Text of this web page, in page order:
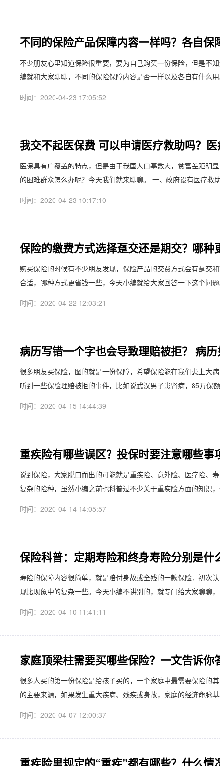
不同的保险产品保障内容一样吗？各自保
不少朋友心里知道保险很重要，要为自己购买一份保险，但是不
编就和大家聊聊，不同的保险保障内容是否一样以及各自有什么
时间：2020-04-23 17:05:52
我交不起医保费 可以申请医疗救助吗？
医保具有广覆盖的特点，但是由于我国人口基数大，贫富差距明
的困难群众怎么办呢？今天我们就来聊聊。 一、政府设有医疗救
时间：2020-04-23 10:17:10
保险的缴费方式选择趸交还是期交？哪种
购买保险的时候有不少朋友发现，保险产品的交费方式会有趸交
合适，哪种方式更省钱一些，今天小编就给大家回答一下这个问
时间：2020-04-22 12:03:21
病历写错一个字也会导致理赔被拒？ 病
很多朋友买保险，图的就是一份保障，希望保险能在我们患上大
听到一些保险理赔被拒的事件，比如说武汉男子患肾病，85万保
时间：2020-04-15 14:44:39
重疾险有哪些误区？投保时要注意哪些事
说到保险，大家脱口而出的可能就是重疾险、意外险、医疗险、
复杂的险种，虽然小编之前也科普过不少关于重疾险方面的知识
时间：2020-04-14 14:05:57
保险科普：定期寿险和终身寿险分别是什
寿险的保障内容很简单，就是赔付身故或全残的一款保险，初次
现比现象中的复杂一些。今天小编不讲别的，就专门给大家聊聊
时间：2020-04-10 11:41:11
家庭顶梁柱需要买哪些保险？一文告诉你
很多人买的第一份保险是给孩子买的，一个家庭中最需要保险的
的主要来源，如果发生重大疾病、残疾或身故，家庭的经济命脉
时间：2020-04-07 12:00:37
重疾险里规定的“重疾”都有哪些？什么情